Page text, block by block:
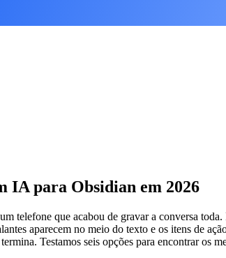
IA para Obsidian em 2026
telefone que acabou de gravar a conversa
aparecem no meio do texto e os itens de
Testamos seis opções para encontrar os